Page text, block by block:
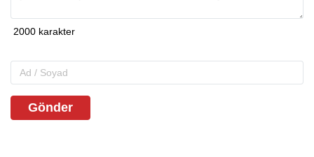
Gönder